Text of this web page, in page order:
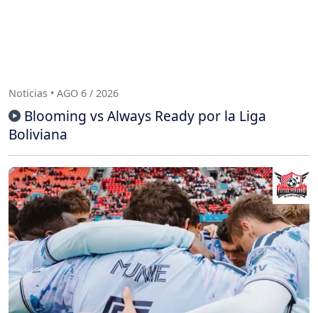
Noticias • AGO 6 / 2026
Blooming vs Always Ready por la Liga
Boliviana